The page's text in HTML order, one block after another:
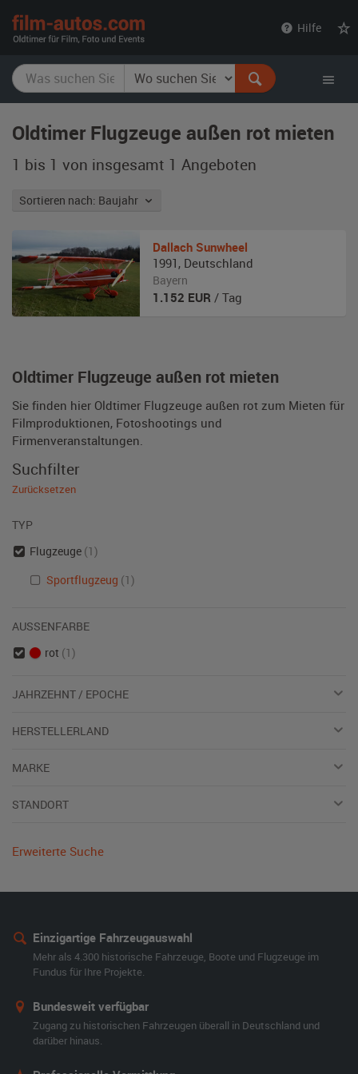
Hilfe
Oldtimer Flugzeuge außen rot mieten
1 bis 1 von insgesamt 1 Angeboten
Sortieren nach: Baujahr
Oldtimer Flugzeuge außen rot mieten
Sie finden hier Oldtimer Flugzeuge außen rot zum Mieten für
Filmproduktionen, Fotoshootings und
Firmenveranstaltungen.
Dallach Sunwheel
1991 , Deutschland
Bayern
1.152 EUR / Tag
Suchfilter
Zurücksetzen
TYP
Flugzeuge (1)
Sportflugzeug (1)
AUSSENFARBE
rot (1)
JAHRZEHNT / EPOCHE
HERSTELLERLAND
MARKE
STANDORT
Erweiterte Suche
Einzigartige Fahrzeugauswahl
Mehr als 4.300 historische Fahrzeuge, Boote und Flugzeuge im
Fundus für Ihre Projekte.
Bundesweit verfügbar
Zugang zu historischen Fahrzeugen überall in Deutschland und
darüber hinaus.